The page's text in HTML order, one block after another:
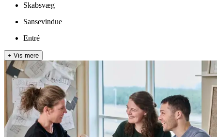
Skabsvæg
Sansevindue
Entré
+ Vis mere